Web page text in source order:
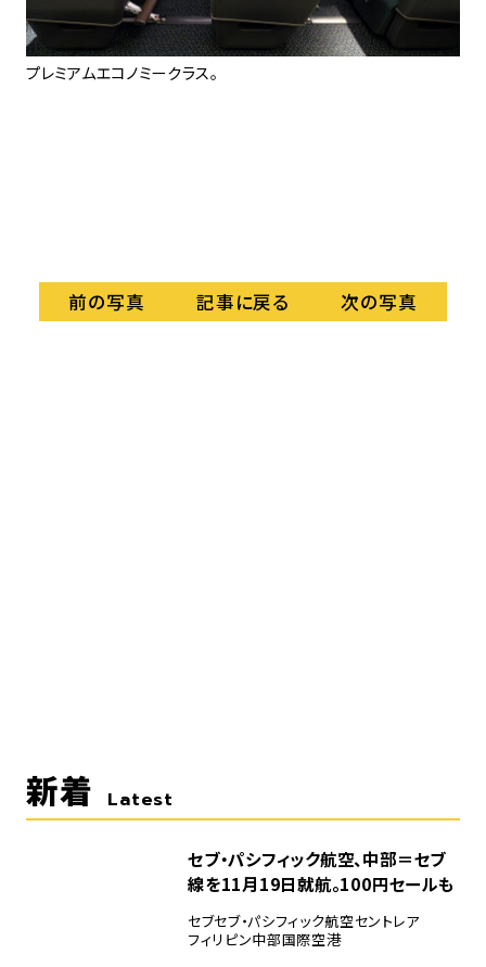
プレミアムエコノミークラス。
前の写真 記事に戻る 次の写真
新着 Latest
セブ・パシフィック航空、中部＝セブ
線を11月19日就航。100円セールも
セブセブ・パシフィック航空セントレア
フィリピン中部国際空港